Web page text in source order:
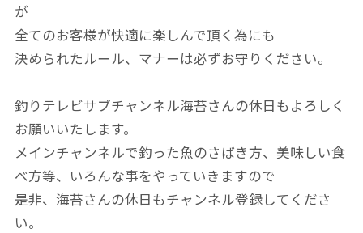
が
全てのお客様が快適に楽しんで頂く為にも
決められたルール、マナーは必ずお守りください。
釣りテレビサブチャンネル海苔さんの休日もよろしく
お願いいたします。
メインチャンネルで釣った魚のさばき方、美味しい食
べ方等、いろんな事をやっていきますので
是非、海苔さんの休日もチャンネル登録してくださ
い。